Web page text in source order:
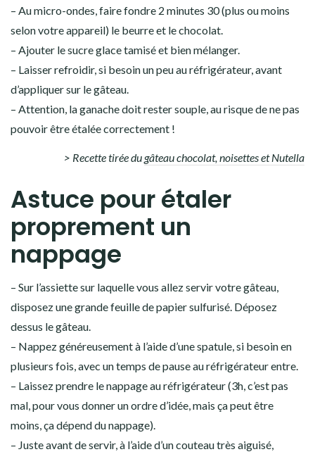
– Au micro-ondes, faire fondre 2 minutes 30 (plus ou moins
selon votre appareil) le beurre et le chocolat.
– Ajouter le sucre glace tamisé et bien mélanger.
– Laisser refroidir, si besoin un peu au réfrigérateur, avant
d’appliquer sur le gâteau.
– Attention, la ganache doit rester souple, au risque de ne pas
pouvoir être étalée correctement !
> Recette tirée dugâteau chocolat, noisettes et Nutella
Astuce pour étaler
proprement un
nappage
– Sur l’assiette sur laquelle vous allez servir votre gâteau,
disposez une grande feuille de papier sulfurisé. Déposez
dessus le gâteau.
– Nappez généreusement à l’aide d’une spatule, si besoin en
plusieurs fois, avec un temps de pause au réfrigérateur entre.
– Laissez prendre le nappage au réfrigérateur (3h, c’est pas
mal, pour vous donner un ordre d’idée, mais ça peut être
moins, ça dépend du nappage).
– Juste avant de servir, à l’aide d’un couteau très aiguisé,